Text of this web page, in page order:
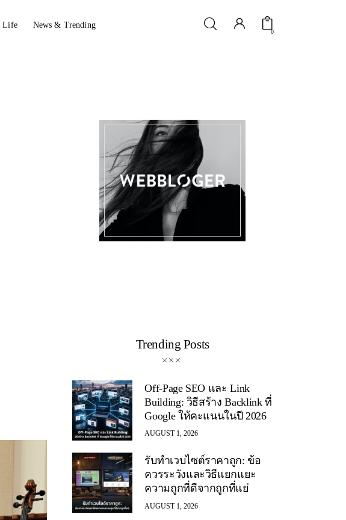
Life News & Trending
0
Trending Posts
Off-Page SEO และ Link
Building: วิธีสร้าง Backlink ที่
Google ให้คะแนนในปี 2026
AUGUST 1, 2026
รับทำเวบไซต์ราคาถูก: ข้อ
ควรระวังและวิธีแยกแยะ
ความถูกที่ดีจากถูกที่แย่
AUGUST 1, 2026